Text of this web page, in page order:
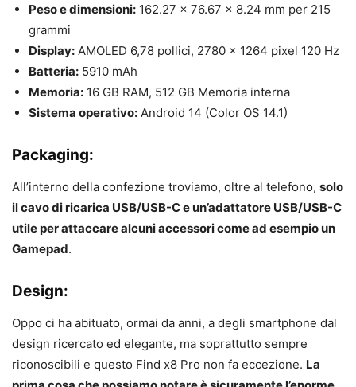
Peso e dimensioni: 162.27 x 76.67 x 8.24 mm per 215
grammi
Display: AMOLED 6,78 pollici, 2780 x 1264 pixel 120 Hz
Batteria: 5910 mAh
Memoria: 16 GB RAM, 512 GB Memoria interna
Sistema operativo: Android 14 (Color OS 14.1)
Packaging:
All’interno della confezione troviamo, oltre al telefono, solo
il cavo di ricarica USB/USB-C e un’adattatore USB/USB-C
utile per attaccare alcuni accessori come ad esempio un
Gamepad.
Design:
Oppo ci ha abituato, ormai da anni, a degli smartphone dal
design ricercato ed elegante, ma soprattutto sempre
riconoscibili e questo Find x8 Pro non fa eccezione. La